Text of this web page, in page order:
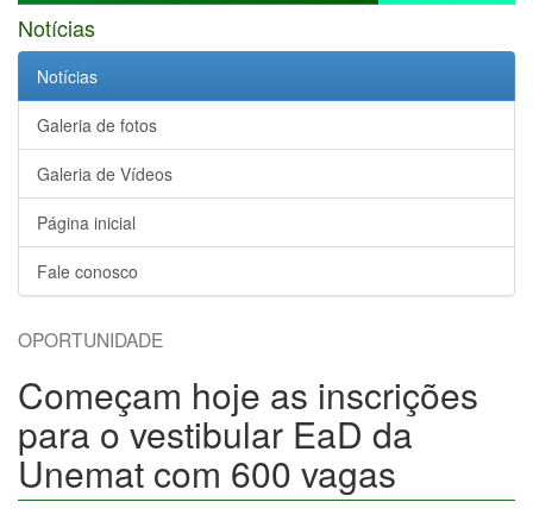
Notícias
Notícias
Galeria de fotos
Galeria de Vídeos
Página inicial
Fale conosco
OPORTUNIDADE
Começam hoje as inscrições
para o vestibular EaD da
Unemat com 600 vagas